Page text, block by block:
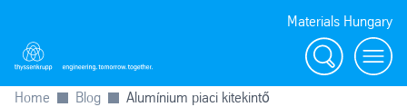
Materials Hungary
Search
Home Blog Alumínium piaci kitekintő